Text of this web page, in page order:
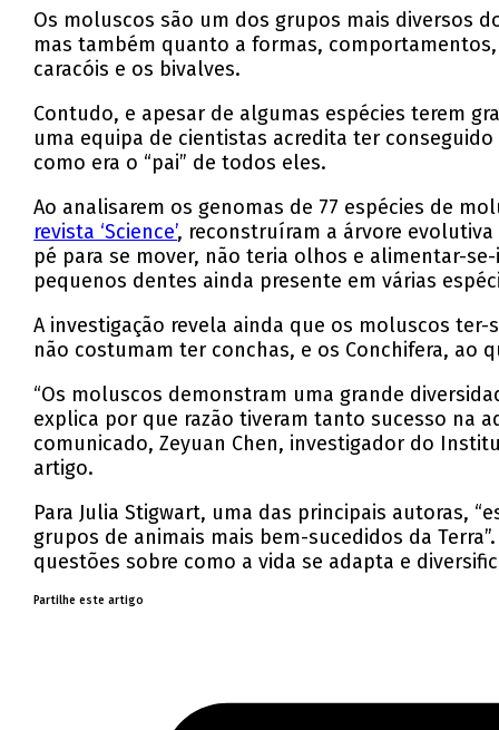
Os moluscos são um dos grupos mais diversos
mas também quanto a formas,
caracóis e os bivalves.
Contudo, e apesar de algumas espécies terem
uma equipa de cientistas acredita ter
como era o “pai” de todos eles.
Ao analisarem os genomas de 77 espécies de
revista ‘Science’, reconstruíram a árvore
pé para se mover, não teria olhos e alimentar-
pequenos dentes ainda presente em várias
A investigação revela ainda que os moluscos
não costumam ter conchas, e os Conchifera, ao
“Os moluscos demonstram uma grande
explica por que razão tiveram tanto sucesso na
comunicado, Zeyuan Chen, investigador do
artigo.
Para Julia Stigwart, uma das principais autoras,
grupos de animais mais bem-sucedidos da
questões sobre como a vida se adapta e
Partilhe este artigo